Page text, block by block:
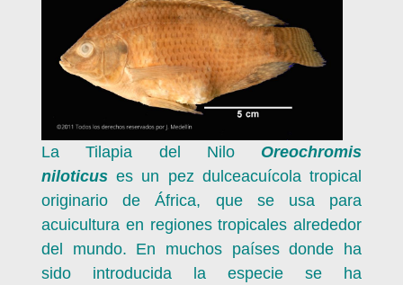
La Tilapia del Nilo Oreochromis
niloticus es un pez dulceacuícola tropical
originario de África, que se usa para
acuicultura en regiones tropicales alrededor
del mundo. En muchos países donde ha
sido introducida la especie se ha